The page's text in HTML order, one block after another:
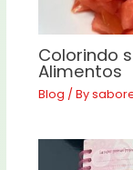
Colorindo
Alimentos
Blog / By